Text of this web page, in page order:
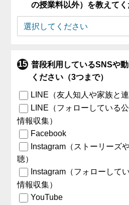
の授業料以外）を教えてく
普段利用しているSNSや
ください（3つまで）
LINE（友人知人や家族と連
LINE（フォローしている
情報収集）
Facebook
Instagram（ストーリーズ
聴）
Instagram（フォローして
情報収集）
YouTube